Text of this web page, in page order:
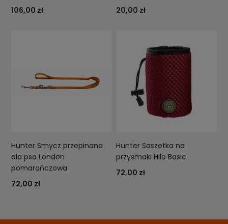
106,00 zł
20,00 zł
Hunter Smycz przepinana
dla psa London
pomarańczowa
72,00 zł
Hunter Saszetka na
przysmaki Hilo Basic
72,00 zł